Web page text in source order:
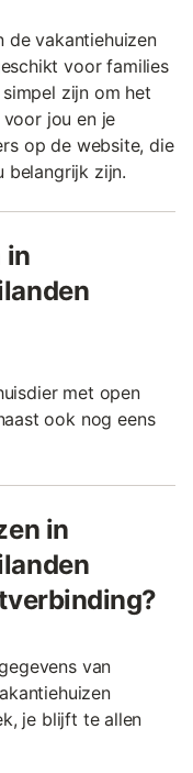
de vakantiehuizen
voor families
zijn om het
jou en je
op de website, die
belangrijk zijn.
in
met open
ook nog eens
in
van
je blijft te allen